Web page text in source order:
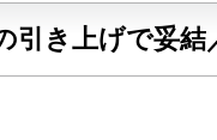
引き上げで妥